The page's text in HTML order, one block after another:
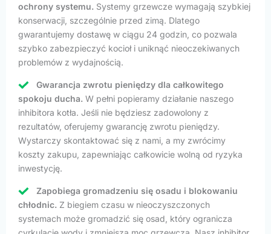
ochrony systemu. Systemy grzewcze wymagają szybkiej
konserwacji, szczególnie przed zimą. Dlatego
gwarantujemy dostawę w ciągu 24 godzin, co pozwala
szybko zabezpieczyć kocioł i uniknąć nieoczekiwanych
problemów z wydajnością.
Gwarancja zwrotu pieniędzy dla całkowitego
spokoju ducha. W pełni popieramy działanie naszego
inhibitora kotła. Jeśli nie będziesz zadowolony z
rezultatów, oferujemy gwarancję zwrotu pieniędzy.
Wystarczy skontaktować się z nami, a my zwrócimy
koszty zakupu, zapewniając całkowicie wolną od ryzyka
inwestycję.
Zapobiega gromadzeniu się osadu i blokowaniu
chłodnic. Z biegiem czasu w nieoczyszczonych
systemach może gromadzić się osad, który ogranicza